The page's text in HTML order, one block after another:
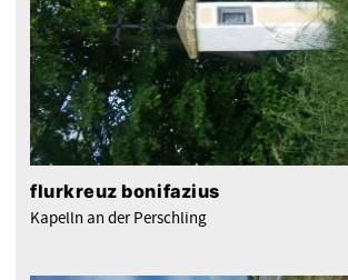
flurkreuz bonifazius
Kapelln an der Perschling